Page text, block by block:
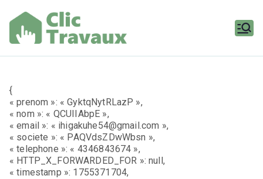
contenu
{
« prenom »: « GyktqNytRLazP »,
« nom »: « QCUIIAbpE »,
« email »: « ihigakuhe54@gmail.com »,
« societe »: « PAQVdsZDwWbsn »,
« telephone »: « 4346843674 »,
« HTTP_X_FORWARDED_FOR »: null,
« timestamp »: 1755371704,